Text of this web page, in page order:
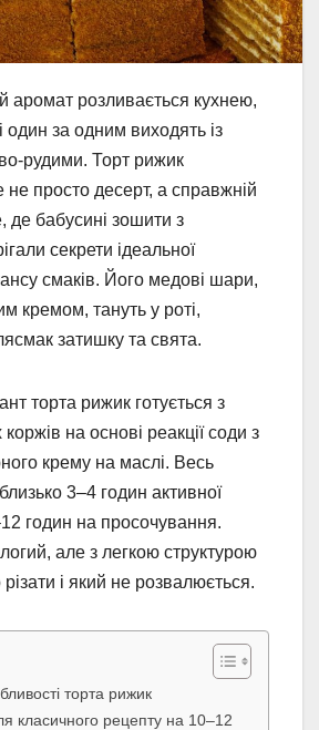
аромат розливається кухнею,
один за одним виходять із
рудими. Торт рижик
просто десерт, а справжній
де бабусині зошити з
секрети ідеальної
смаків. Його медові шари,
кремом, тануть у роті,
затишку та свята.
торта рижик готується з
на основі реакції соди з
крему на маслі. Весь
3–4 годин активної
годин на просочування.
але з легкою структурою
різати і який не розвалюється.
торта рижик
класичного рецепту на 10–12